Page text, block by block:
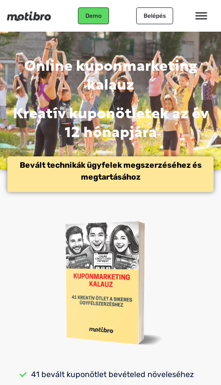
Demo Belépés
Online kuponmarketing
kalauz
Kreatív kuponötletek az év
12 hónapjára
Bevált technikák ügyfelek megszerzéséhez és
megtartásához
41 bevált kuponötlet bevételed növeleséhez